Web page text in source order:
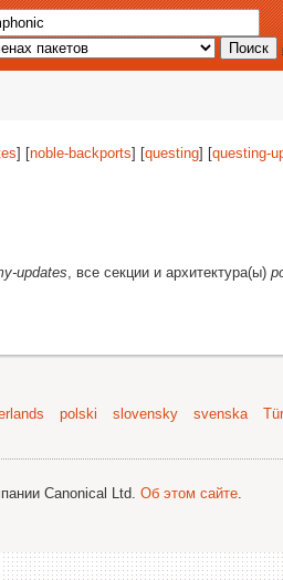
] [noble-backports] [questing] [questing-
updates, все секции и архитектура(ы)
polski slovensky svenska
Canonical Ltd. Об этом сайте.